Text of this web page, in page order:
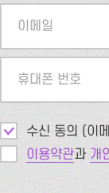
이메일
휴대폰 번호
수신 동의 (이
이용약관과 개